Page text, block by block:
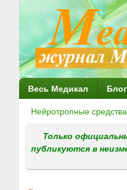
Г
л
в
н
Весь Медикал
Вы
здесь
Нейротропные средства
Только
публикуются в